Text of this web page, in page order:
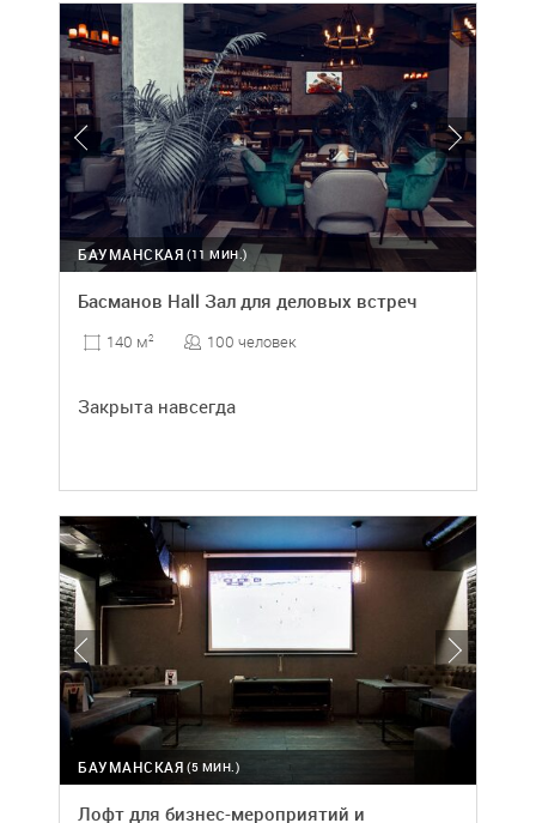
(11 МИН.)
БАУМАНСКАЯ
Басманов Hall Зал для деловых встреч
140 м2 100 человек
Закрыта навсегда
(5 МИН.)
БАУМАНСКАЯ
Лофт для бизнес-мероприятий и